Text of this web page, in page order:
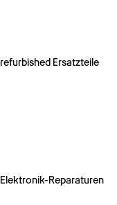
refurbished Ersatzteile
Elektronik-Reparaturen